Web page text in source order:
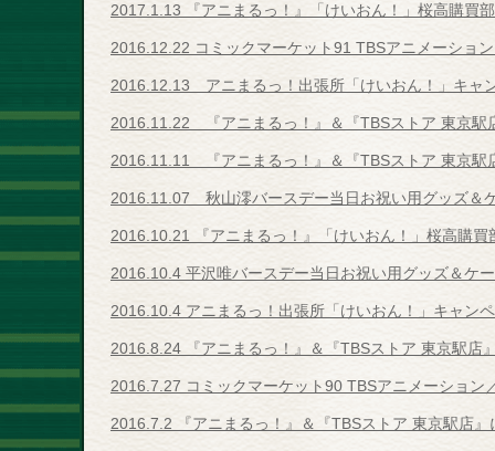
2017.1.13 『アニまるっ！』「けいおん！」桜高購買
2016.12.22 コミックマーケット91 TBSアニメーショ
2016.12.13 アニまるっ！出張所「けいおん！」キャ
2016.11.22 『アニまるっ！』＆『TBSストア 東京駅
2016.11.11 『アニまるっ！』＆『TBSストア 東京駅
2016.11.07 秋山澪バースデー当日お祝い用グッズ＆
2016.10.21 『アニまるっ！』「けいおん！」桜高購
2016.10.4 平沢唯バースデー当日お祝い用グッズ＆ケ
2016.10.4 アニまるっ！出張所「けいおん！」キャン
2016.8.24 『アニまるっ！』＆『TBSストア 東京駅店
2016.7.27 コミックマーケット90 TBSアニメーション
2016.7.2 『アニまるっ！』＆『TBSストア 東京駅店